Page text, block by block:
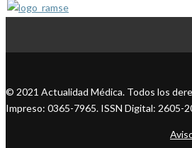
© 2021 Actualidad Médica. Todos los
Impreso: 0365-7965. ISSN Digital: 2605-